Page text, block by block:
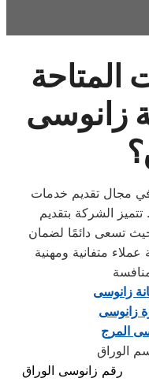
المتاحة
زانوسى
في مجال تقديم خدمات
الشركة بتقديم
تسعى دائمًا لضمان
متفانية ومهنية
زانوسى
زانوسى
المرج
الوراق
رقم زانوسى الوراق